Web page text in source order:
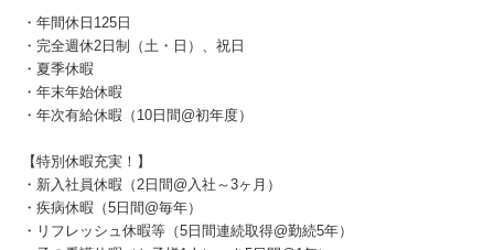
・年間休日125日
・完全週休2日制（土・日）、祝日
・夏季休暇
・年末年始休暇
・年次有給休暇（10日間@初年度）
【特別休暇充実！】
・新入社員休暇（2日間@入社～3ヶ月）
・疾病休暇（5日間@毎年）
・リフレッシュ休暇等（5日間連続取得@勤続5年）